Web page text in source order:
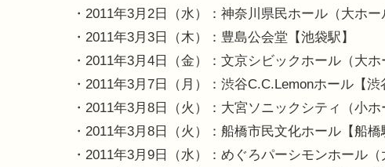
・2011年3月2日（水）：神奈川県民ホール（大ホー
・2011年3月3日（木）：豊島公会堂【池袋駅】
・2011年3月4日（金）：文京シビックホール（大ホ
・2011年3月7日（月）：渋谷C.C.Lemonホール【渋
・2011年3月8日（火）：大宮ソニックシティ（小ホ
・2011年3月8日（火）：船橋市民文化ホール【船橋
・2011年3月9日（水）：めぐろパーシモンホール（